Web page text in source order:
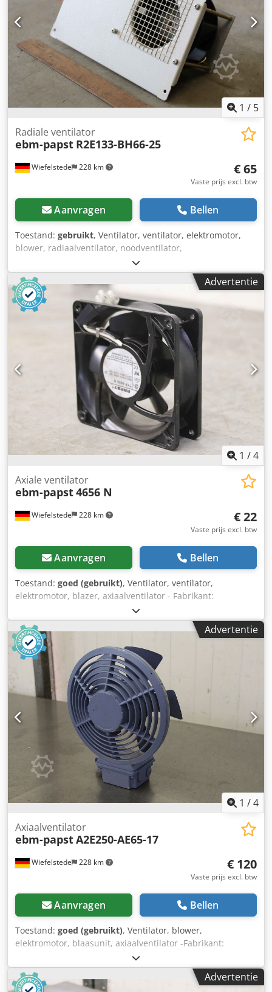
1 / 5
Wiefelstede 228 km
Radiale ventilator
ebm-papst R2E133-BH66-25
€ 65
Vaste prijs excl. btw
Aanvragen Bellen
Toestand: gebruikt, Ventilator, ventilator, elektromotor,
blower, radiaalventilator, noodventilator,
rookgasventilator, ventilatieventilator, afzuigkap -
Fabrikant: ebmpapst, radiaalventilator Radiaalventilator
type R2E133-BH66-25 Djdpfx Aemiqntockskr -spanning: 230
V -snelheid: 2800 rpm -Lesite: 24 W -Afmetingen:
205/70/H185 mm -Gewicht: 1,2 kg
Advertentie
1 /4
Wiefelstede 228 km
Axiale ventilator
ebm-papst4656 N
€ 22
Vaste prijs excl. btw
Aanvragen Bellen
Toestand: goed (gebruikt), Ventilator, ventilator,
elektromotor, blazer, axiaalventilator - Fabrikant:
ebmpapst, axiaalventilator type 4656 N Djdepwnf Tspfx
Ackjkr - Spanning: 230 V 19 W - Aantal: 1x ventilator
beschikbaar - Afmetingen: 120/120/H35 mm - Gewicht: 0,5
kg
Advertentie
1 /4
Wiefelstede 228 km
Axiaalventilator
ebm-papstA2E250-AE65-17
€ 120
Vaste prijs excl. btw
Aanvragen Bellen
Toestand: goed (gebruikt), Ventilator, blower,
elektromotor, blaasunit, axiaalventilator -Fabrikant:
ebmpapst, axiaalventilator type A2E250-AE65-17 -
Spanning: 230 V 115 W -Toerental: 2550 t/min -Afmetingen:
258/147/H313 mm -Gewicht: 3,7 kg Dksdpfxsfxg Nqe Acker
Advertentie